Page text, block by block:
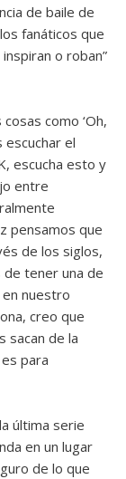
de baile de
fanáticos que
o roban”
como ‘Oh,
el
escucha esto y
entre
pensamos que
de los siglos,
de tener una de
nuestro
creo que
sacan de la
para
última serie
en un lugar
de lo que